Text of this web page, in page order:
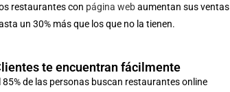
restaurantes con página webaumentan sus ventas
un 30% más que los que no la tienen.
te encuentran fácilmente
85% de las personas buscan restaurantes online